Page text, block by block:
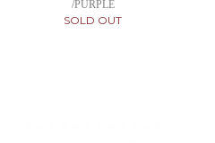
/PURPLE
SOLD OUT